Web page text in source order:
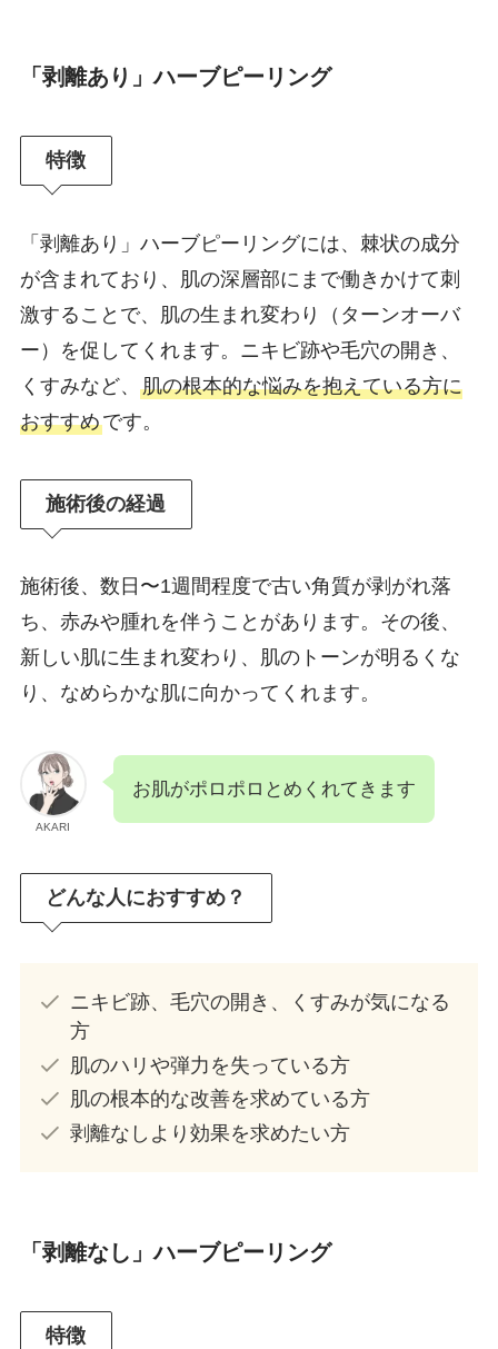
「剥離あり」ハーブピーリング
特徴
「剥離あり」ハーブピーリングには、棘状の成分
が含まれており、肌の深層部にまで働きかけて刺
激することで、肌の生まれ変わり（ターンオーバ
ー）を促してくれます。ニキビ跡や毛穴の開き、
くすみなど、 肌の根本的な悩みを抱えている方に
おすすめです。
施術後の経過
施術後、数日〜1週間程度で古い角質が剥がれ落
ち、赤みや腫れを伴うことがあります。その後、
新しい肌に生まれ変わり、肌のトーンが明るくな
り、なめらかな肌に向かってくれます。
AKARI
お肌がポロポロとめくれてきます
どんな人におすすめ？
ニキビ跡、毛穴の開き、くすみが気になる
方
肌のハリや弾力を失っている方
肌の根本的な改善を求めている方
剥離なしより効果を求めたい方
「剥離なし」ハーブピーリング
特徴